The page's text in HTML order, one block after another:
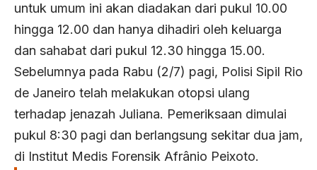
untuk umum ini akan diadakan dari pukul 10.00
hingga 12.00 dan hanya dihadiri oleh keluarga
dan sahabat dari pukul 12.30 hingga 15.00.
Sebelumnya pada Rabu (2/7) pagi, Polisi Sipil Rio
de Janeiro telah melakukan otopsi ulang
terhadap jenazah Juliana. Pemeriksaan dimulai
pukul 8:30 pagi dan berlangsung sekitar dua jam,
di Institut Medis Forensik Afrânio Peixoto.